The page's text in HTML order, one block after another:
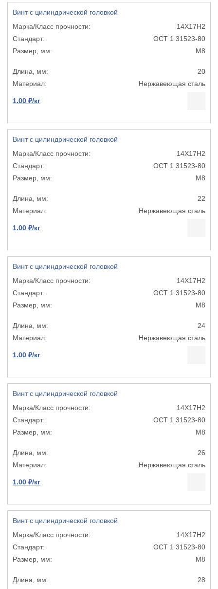
Винт с цилиндрической головкой
14Х17Н2
ОСТ 1 31523-80
М8
20
Нержавеющая сталь
1.00 ₽/кг
Винт с цилиндрической головкой
14Х17Н2
ОСТ 1 31523-80
М8
22
Нержавеющая сталь
1.00 ₽/кг
Винт с цилиндрической головкой
14Х17Н2
ОСТ 1 31523-80
М8
24
Нержавеющая сталь
1.00 ₽/кг
Винт с цилиндрической головкой
14Х17Н2
ОСТ 1 31523-80
М8
26
Нержавеющая сталь
1.00 ₽/кг
Винт с цилиндрической головкой
14Х17Н2
ОСТ 1 31523-80
М8
28